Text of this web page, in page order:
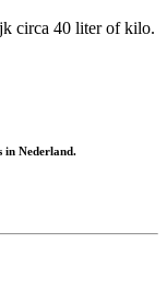
circa 40 liter of kilo.
in Nederland.